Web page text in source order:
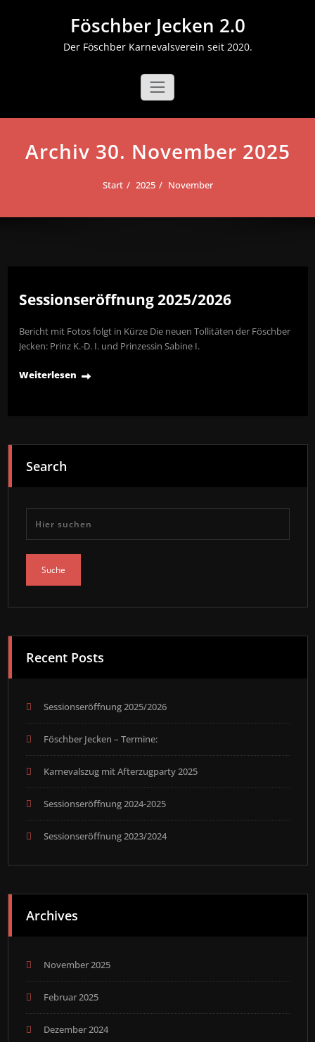
Föschber Jecken 2.0
Der Föschber Karnevalsverein seit 2020.
Archiv 30. November 2025
Start 2025 November
Sessionseröffnung 2025/2026
Bericht mit Fotos folgt in Kürze Die neuen Tollitäten der Föschber
Jecken: Prinz K.-D. I. und Prinzessin Sabine I.
Weiterlesen
Search
Recent Posts
Sessionseröffnung 2025/2026
Föschber Jecken – Termine:
Karnevalszug mit Afterzugparty 2025
Sessionseröffnung 2024-2025
Sessionseröffnung 2023/2024
Archives
November 2025
Februar 2025
Dezember 2024